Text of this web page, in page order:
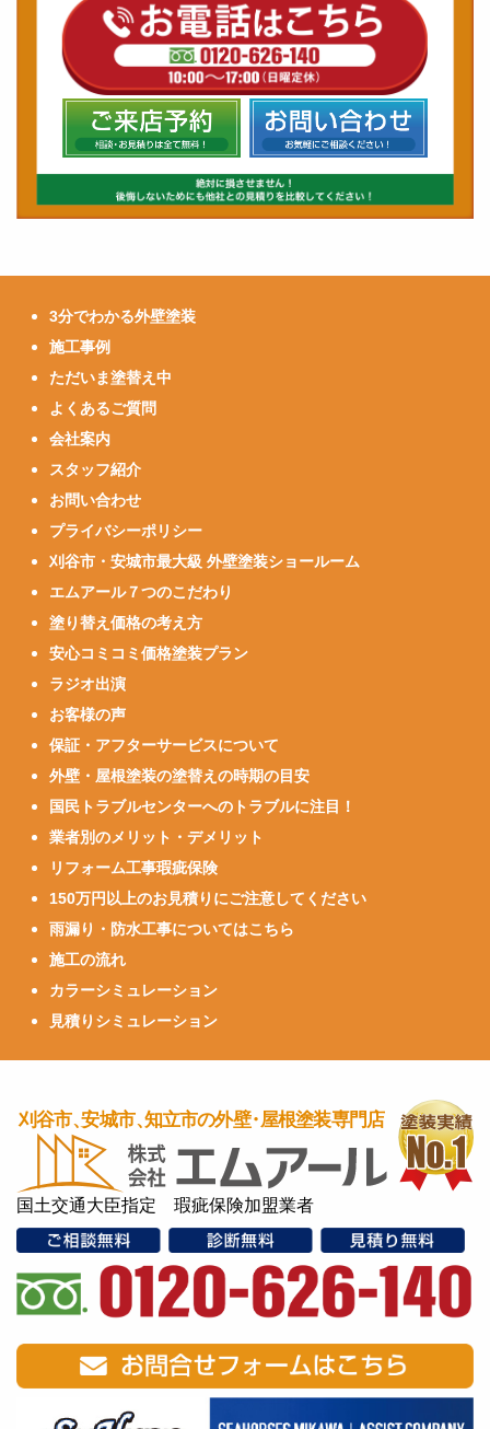
3分でわかる外壁塗装
施工事例
ただいま塗替え中
よくあるご質問
会社案内
スタッフ紹介
お問い合わせ
プライバシーポリシー
刈谷市・安城市最大級 外壁塗装ショールーム
エムアール７つのこだわり
塗り替え価格の考え方
安心コミコミ価格塗装プラン
ラジオ出演
お客様の声
保証・アフターサービスについて
外壁・屋根塗装の塗替えの時期の目安
国民トラブルセンターへのトラブルに注目！
業者別のメリット・デメリット
リフォーム工事瑕疵保険
150万円以上のお見積りにご注意してください
雨漏り・防水工事についてはこちら
施工の流れ
カラーシミュレーション
見積りシミュレーション
国土交通大臣指定 瑕疵保険加盟業者